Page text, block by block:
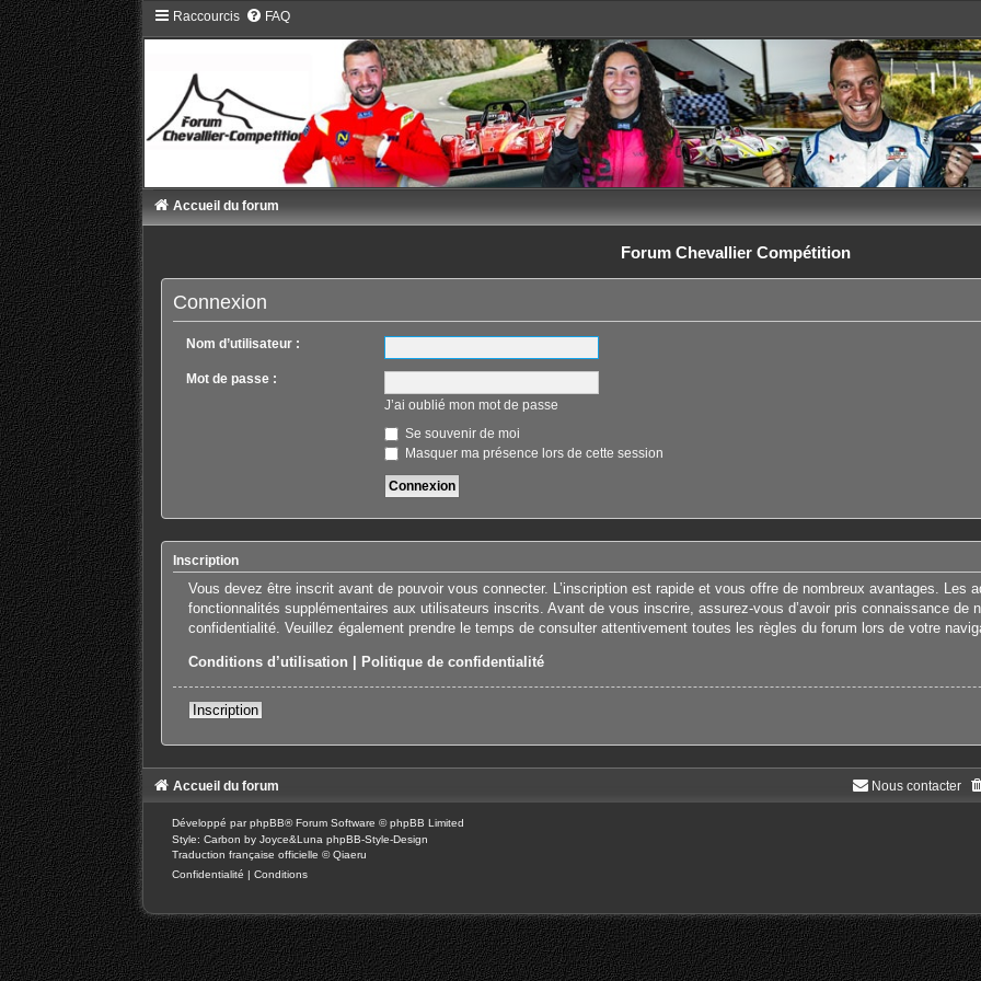
Raccourcis FAQ
Accueil du forum
Forum Chevallier Compétition
Connexion
Nom d’utilisateur :
Mot de passe :
J’ai oublié mon mot de passe
Se souvenir de moi
Masquer ma présence lors de cette session
Inscription
Vous devez être inscrit avant de pouvoir vous connecter. L’inscription est rapide et vous offre de nombreux avantages. Les
fonctionnalités supplémentaires aux utilisateurs inscrits. Avant de vous inscrire, assurez-vous d’avoir pris connaissance de
confidentialité. Veuillez également prendre le temps de consulter attentivement toutes les règles du forum lors de votre
Conditions d’utilisation Politique de confidentialité
Inscription
Accueil du forum Nous contacter
Développé parphpBB® Forum Software © phpBB Limited
Style: Carbon by Joyce&Luna phpBB-Style-Design
Traduction française officielle ©Qiaeru
Confidentialité | Conditions